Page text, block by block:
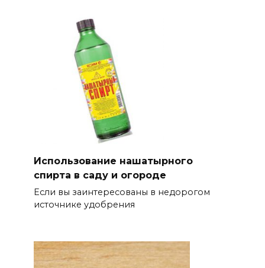
Использование нашатырного
спирта в саду и огороде
Если вы заинтересованы в недорогом
источнике удобрения